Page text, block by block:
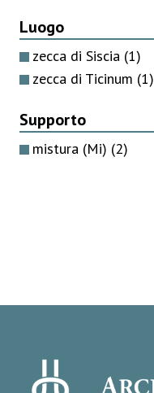
Luogo
zecca di Siscia (1)
zecca di Ticinum (1)
Supporto
mistura (Mi) (2)